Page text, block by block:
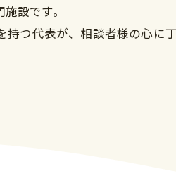
設です。
持つ代表が、相談者様の心に